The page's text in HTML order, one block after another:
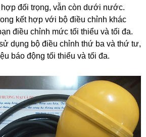
đối trọng, vẫn còn dưới nước.
kết hợp với bộ điều chỉnh khác
điều chỉnh mức tối thiểu và tối đa.
dụng bộ điều chỉnh thứ ba và thứ tư,
báo động tối thiểu và tối đa.